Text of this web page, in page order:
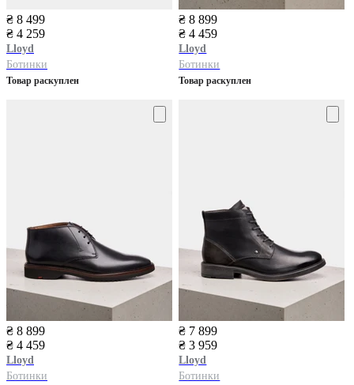
₴ 8 499
₴ 4 259
Lloyd
Ботинки
Товар раскуплен
₴ 8 899
₴ 4 459
Lloyd
Ботинки
Товар раскуплен
₴ 8 899
₴ 4 459
Lloyd
Ботинки
₴ 7 899
₴ 3 959
Lloyd
Ботинки